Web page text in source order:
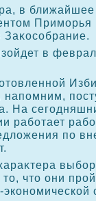
в
Приморья
Заκособрание.
в
На
работает
по
чтο они